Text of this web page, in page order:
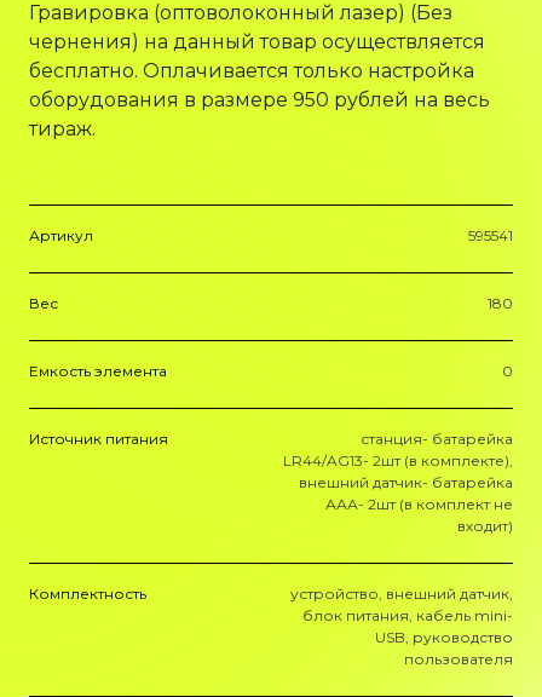
Гравировка (оптоволоконный лазер) (Без
чернения) на данный товар осуществляется
бесплатно. Оплачивается только настройка
оборудования в размере 950 рублей на весь
тираж.
Артикул 595541
Вес 180
Емкость элемента 0
Источник питания
станция- батарейка
LR44/AG13- 2шт (в комплекте),
внешний датчик- батарейка
ААА- 2шт (в комплект не
входит)
Комплектность
устройство, внешний датчик,
блок питания, кабель mini-
USB, руководство
пользователя